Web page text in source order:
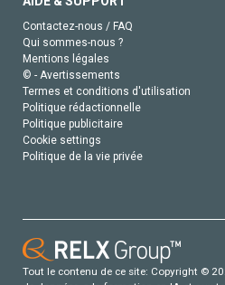
Contactez-nous / FAQ
Qui sommes-nous ?
Mentions légales
© - Avertissements
Termes et conditions d'utilisation
Politique rédactionnelle
Politique publicitaire
Cookie settings
Politique de la vie privée
Tout le contenu de ce site: Copyright ©